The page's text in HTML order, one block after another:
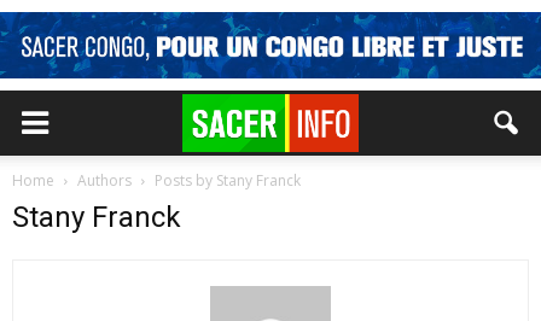
Home Authors Posts by Stany Franck
Stany Franck